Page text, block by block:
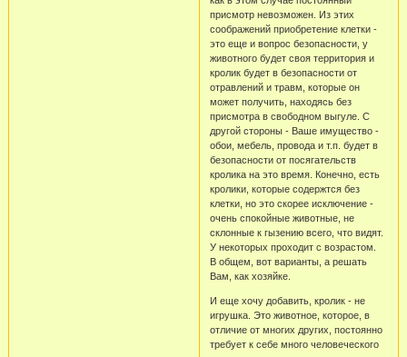
присмотр невозможен. Из этих
соображений приобретение клетки -
это еще и вопрос безопасности, у
животного будет своя территория и
кролик будет в безопасности от
отравлений и травм, которые он
может получить, находясь без
присмотра в свободном выгуле. С
другой стороны - Ваше имущество -
обои, мебель, провода и т.п. будет в
безопасности от посягательств
кролика на это время. Конечно, есть
кролики, которые содержтся без
клетки, но это скорее исключение -
очень спокойные животные, не
склонные к гызению всего, что видят.
У некоторых проходит с возрастом.
В общем, вот варианты, а решать
Вам, как хозяйке.
И еще хочу добавить, кролик - не
игрушка. Это животное, которое, в
отличие от многих других, постоянно
требует к себе много человеческого